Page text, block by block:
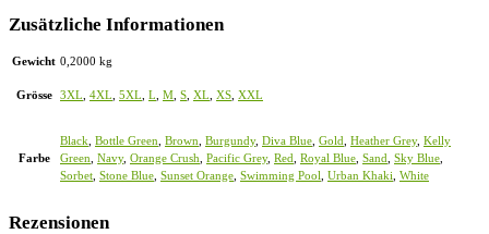
Zusätzliche Informationen
Gewicht 0,2000 kg
Grösse 3XL 4XL 5XL L M S XL XS XXL
Farbe
Black Bottle Green Brown Burgundy, Diva Blue Gold Heather Grey, Kelly
Green Navy, Orange Crush Pacific Grey, Red Royal Blue Sand Sky Blue
Sorbet Stone Blue Sunset Orange Swimming Pool Urban Khaki White
Rezensionen